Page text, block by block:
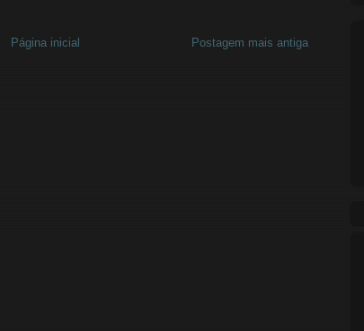
Postagem mais antiga
Página inicial